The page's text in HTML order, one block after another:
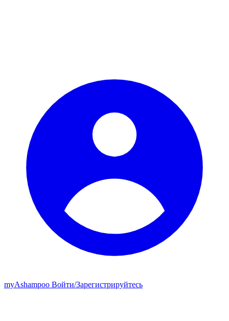
myAshampoo Войти/Зарегистрируйтесь